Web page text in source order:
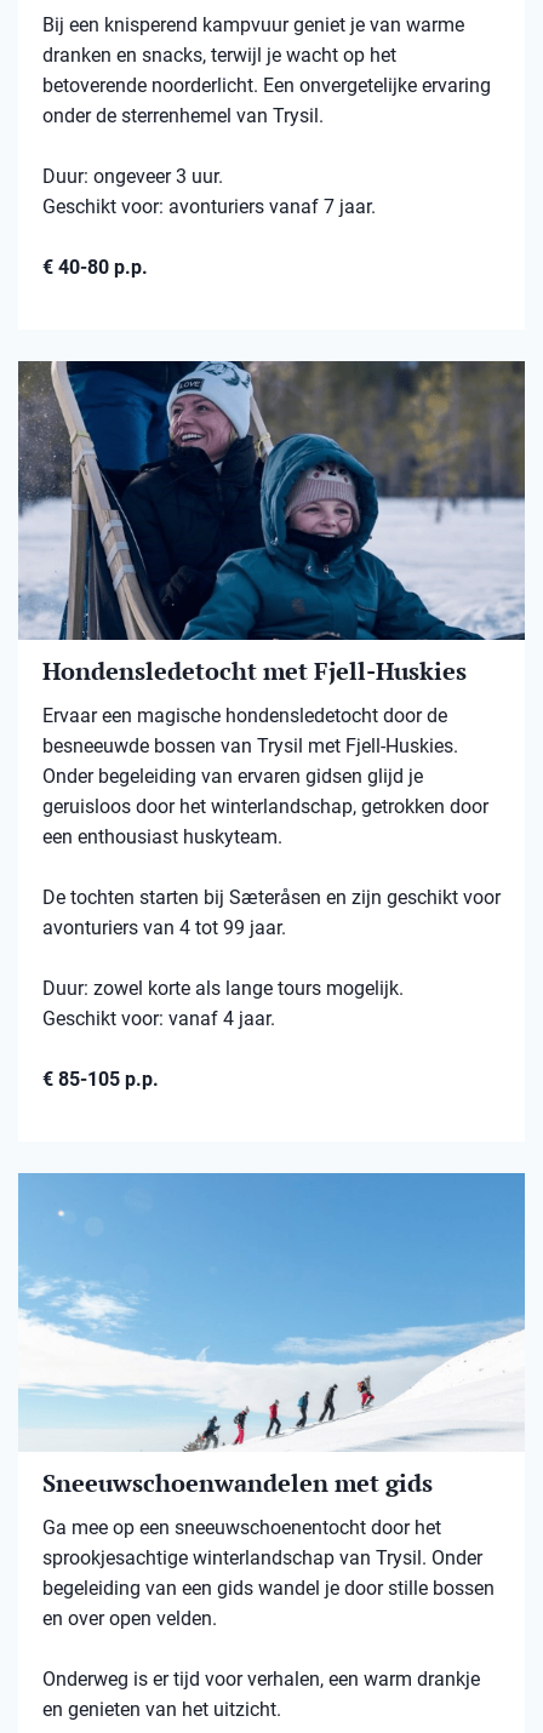
Bij een knisperend kampvuur geniet je van warme
dranken en snacks, terwijl je wacht op het
betoverende noorderlicht. Een onvergetelijke ervaring
onder de sterrenhemel van Trysil.
Duur: ongeveer 3 uur.
Geschikt voor: avonturiers vanaf 7 jaar.
€ 40-80 p.p.
Hondensledetocht met Fjell-Huskies
Ervaar een magische hondensledetocht door de
besneeuwde bossen van Trysil met Fjell-Huskies.
Onder begeleiding van ervaren gidsen glijd je
geruisloos door het winterlandschap, getrokken door
een enthousiast huskyteam.
De tochten starten bij Sæteråsen en zijn geschikt voor
avonturiers van 4 tot 99 jaar.
Duur: zowel korte als lange tours mogelijk.
Geschikt voor: vanaf 4 jaar.
€ 85-105 p.p.
Sneeuwschoenwandelen met gids
Ga mee op een sneeuwschoenentocht door het
sprookjesachtige winterlandschap van Trysil. Onder
begeleiding van een gids wandel je door stille bossen
en over open velden.
Onderweg is er tijd voor verhalen, een warm drankje
en genieten van het uitzicht.